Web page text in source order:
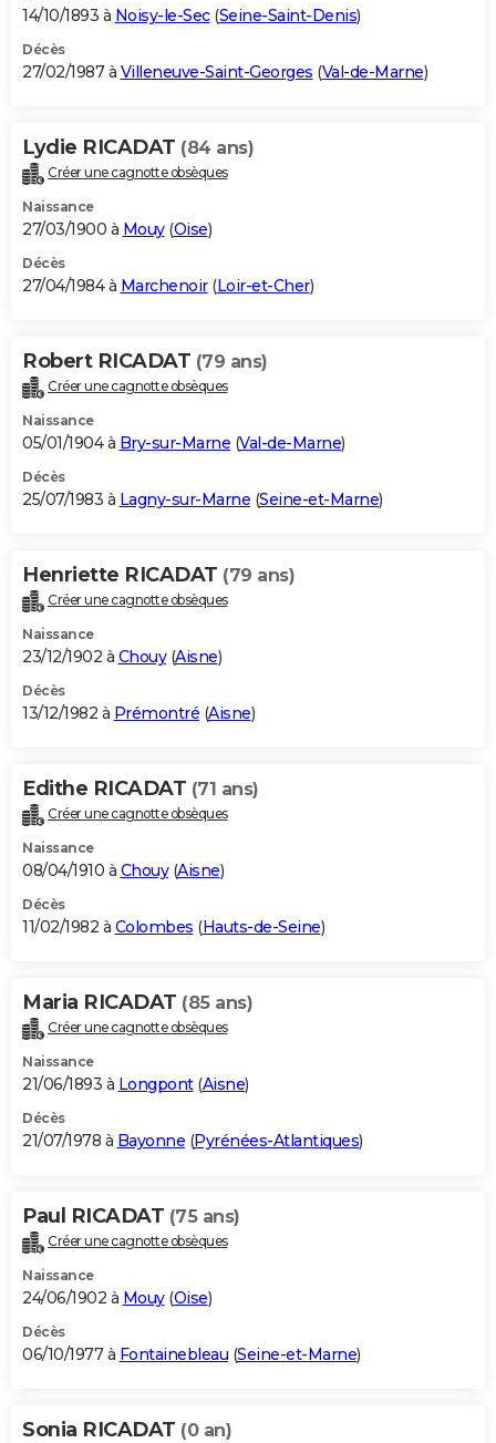
14/10/1893 à Noisy-le-Sec(Seine-Saint-Denis)
Décès
27/02/1987 à Villeneuve-Saint-Georges (Val-de-Marne)
Lydie RICADAT (84 ans)
Créer une cagnotte obsèques
Naissance
27/03/1900 à Mouy(Oise)
Décès
27/04/1984 à Marchenoir(Loir-et-Cher)
Robert RICADAT (79 ans)
Créer une cagnotte obsèques
Naissance
05/01/1904 à Bry-sur-Marne (Val-de-Marne)
Décès
25/07/1983 à Lagny-sur-Marne (Seine-et-Marne)
Henriette RICADAT (79 ans)
Créer une cagnotte obsèques
Naissance
23/12/1902 à Chouy(Aisne)
Décès
13/12/1982 à Prémontré (Aisne)
Edithe RICADAT (71 ans)
Créer une cagnotte obsèques
Naissance
08/04/1910 à Chouy(Aisne)
Décès
11/02/1982 à Colombes (Hauts-de-Seine)
Maria RICADAT (85 ans)
Créer une cagnotte obsèques
Naissance
21/06/1893 à Longpont(Aisne)
Décès
21/07/1978 à Bayonne (Pyrénées-Atlantiques)
Paul RICADAT (75 ans)
Créer une cagnotte obsèques
Naissance
24/06/1902 à Mouy(Oise)
Décès
06/10/1977 à Fontainebleau (Seine-et-Marne)
Sonia RICADAT (0 an)